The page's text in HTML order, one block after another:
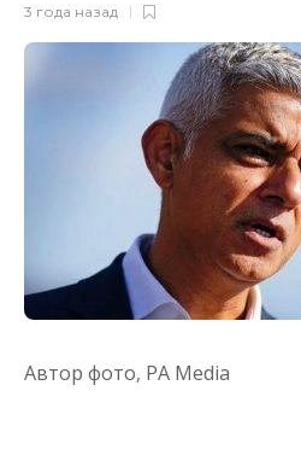
3 года назад
Автор фото, PA Media